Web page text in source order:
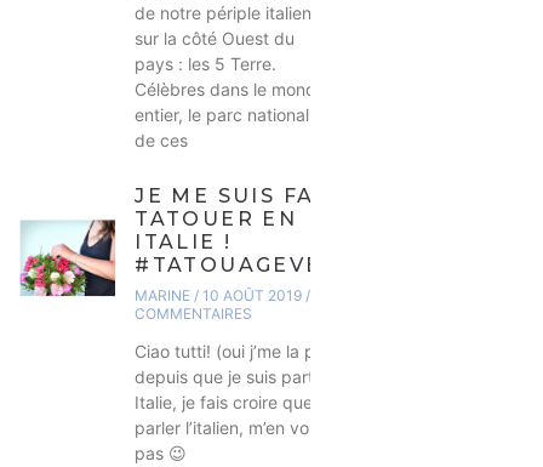
de notre périple italien,
sur la côté Ouest du
pays : les 5 Terre.
Célèbres dans le monde
entier, le parc national
de ces
JE ME SUIS FAITE
TATOUER EN
ITALIE !
#TATOUAGEVEGAN
MARINE 10 AOÛT 2019
COMMENTAIRES
Ciao tutti! (oui j’me la pète
depuis que je suis partie en
Italie, je fais croire que je sais
parler l’italien, m’en voulez
pas 😉